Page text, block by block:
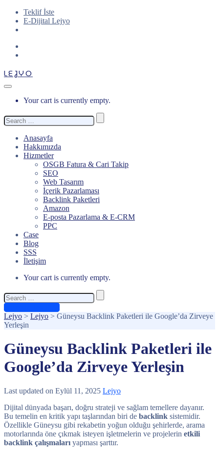
Teklif İste
E-Dijital Lejyo
LEJYO
Your cart is currently empty.
Search
for:
Anasayfa
Hakkımızda
Hizmetler
OSGB Fatura & Cari Takip
SEO
Web Tasarım
İçerik Pazarlaması
Backlink Paketleri
Amazon
E-posta Pazarlama & E-CRM
PPC
Case
Blog
SSS
İletişim
Your cart is currently empty.
Search
for:
Lejyo > Lejyo > Güneysu Backlink Paketleri ile Google’da Zirveye
Yerleşin
Güneysu Backlink Paketleri ile
Google’da Zirveye Yerleşin
Last updated on Eylül 11, 2025 Lejyo
Dijital dünyada başarı, doğru strateji ve sağlam temellere dayanır.
Bu temelin en kritik yapı taşlarından biri de backlink sistemidir.
Özellikle Güneysu gibi rekabetin yoğun olduğu şehirlerde, arama
motorlarında öne çıkmak isteyen işletmelerin ve projelerin etkili
backlink çalışmaları yapması şarttır.